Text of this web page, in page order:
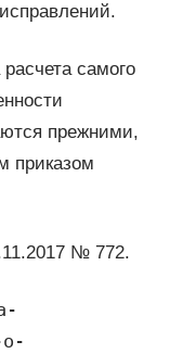
самого
прежними,
приказом
№ 772.